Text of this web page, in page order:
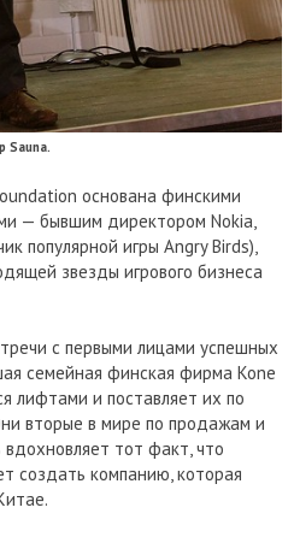
Sauna.
основана финскими
— бывшим директором Nokia,
популярной игры Angry Birds),
звезды игрового бизнеса
с первыми лицами успешных
семейная финская фирма Kone
лифтами и поставляет их по
вторые в мире по продажам и
тот факт, что
создать компанию, которая